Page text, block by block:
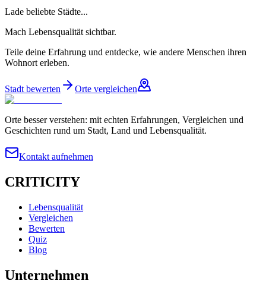
Lade beliebte Städte...
Mach Lebensqualität sichtbar.
Teile deine Erfahrung und entdecke, wie andere Menschen ihren
Wohnort erleben.
Stadt bewerten Orte vergleichen
Orte besser verstehen: mit echten Erfahrungen, Vergleichen und
Geschichten rund um Stadt, Land und Lebensqualität.
Kontakt aufnehmen
CRITICITY
Lebensqualität
Vergleichen
Bewerten
Quiz
Blog
Unternehmen